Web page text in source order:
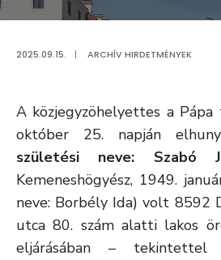
2025.09.15. | ARCHÍV HIRDETMÉNYEK
A közjegyzöhelyettes a
október 25. napján
születési neve: Szabó
Kemeneshögyész, 1949.
neve: Borbély Ida) volt 8592
utca 80. szám alatti lakos
eljárásában –